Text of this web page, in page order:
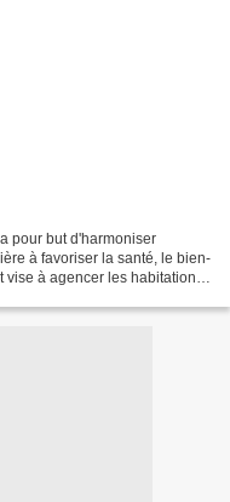
pour but d'harmoniser
à favoriser la santé, le bien-
vise à agencer les habitations